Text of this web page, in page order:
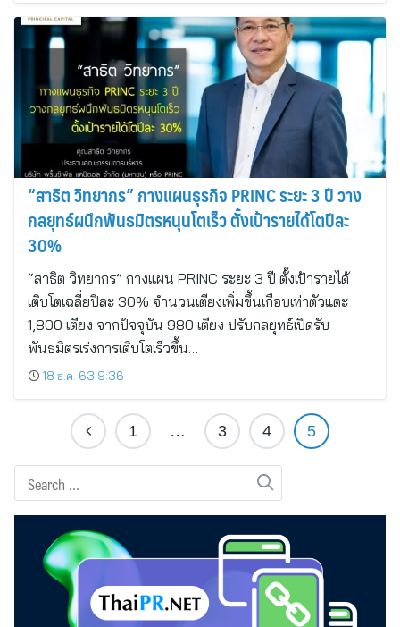
“สาธิต วิทยากร” กางแผนธุรกิจ PRINC ระยะ 3 ปี วาง
กลยุทธ์ผนึกพันธมิตรหนุนโตเร็ว ตั้งเป้ารายได้โตปีละ
30%
“สาธิต วิทยากร” กางแผน PRINC ระยะ 3 ปี ตั้งเป้ารายได้
เติบโตเฉลี่ยปีละ 30% จำนวนเตียงเพิ่มขึ้นเกือบเท่าตัวแตะ
1,800 เตียง จากปัจจุบัน 980 เตียง ปรับกลยุทธ์เปิดรับ
พันธมิตรเร่งการเติบโตเร็วขึ้น…
18 ธ.ค. 63 9:36
1 … 3 4 5